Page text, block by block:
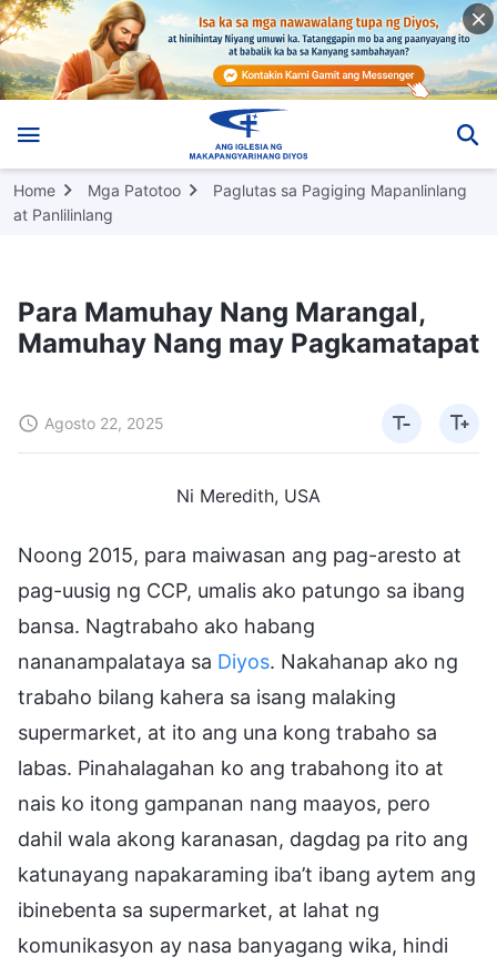
Home Mga Patotoo
Paglutas sa Pagiging Mapanlinlang
at Panlilinlang
Para Mamuhay Nang Marangal,
Mamuhay Nang may Pagkamatapat
Agosto 22, 2025
Ni Meredith, USA
Noong 2015, para maiwasan ang pag-aresto at
pag-uusig ng CCP, umalis ako patungo sa ibang
bansa. Nagtrabaho ako habang
nananampalataya sa Diyos. Nakahanap ako ng
trabaho bilang kahera sa isang malaking
supermarket, at ito ang una kong trabaho sa
labas. Pinahalagahan ko ang trabahong ito at
nais ko itong gampanan nang maayos, pero
dahil wala akong karanasan, dagdag pa rito ang
katunayang napakaraming iba’t ibang aytem ang
ibinebenta sa supermarket, at lahat ng
komunikasyon ay nasa banyagang wika, hindi